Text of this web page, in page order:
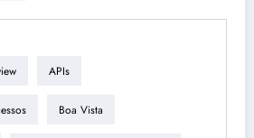
APIs
Boa Vista